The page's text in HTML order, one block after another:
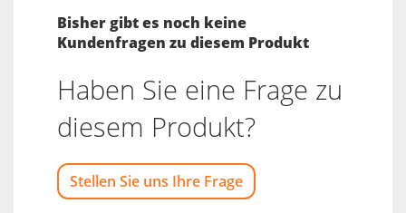
Bisher gibt es noch keine
Kundenfragen zu diesem Produkt
Haben Sie eine Frage zu
diesem Produkt?
Stellen Sie uns Ihre Frage